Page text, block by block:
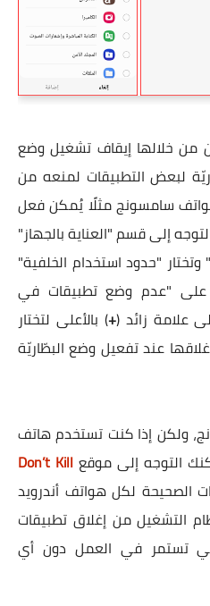
من خلالها إيقاف تشغيل وضع
لبعض التطبيقات لمنعه من
سامسونج مثلًا يُمكن فعل
إلى قسم "العناية بالجهاز"
"حدود استخدام الخلفية"
على "عدم وضع تطبيقات في
علامة زائد (+) بالأعلى لتختار
عند تفعيل وضع البطّاريّة
ولكن إذا كنت تستخدم هاتف
التوجه إلى موقع Don’t Kill
الصحيحة لكل هواتف أندرويد
التشغيل من إغلاق تطبيقات
تستمر في العمل دون أي